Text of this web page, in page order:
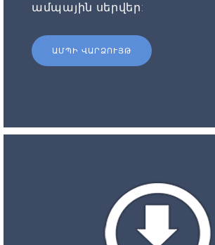
ամպային սերվեր:
ԱՄՊԻ ՎԱՐՁՈՒՅԹ